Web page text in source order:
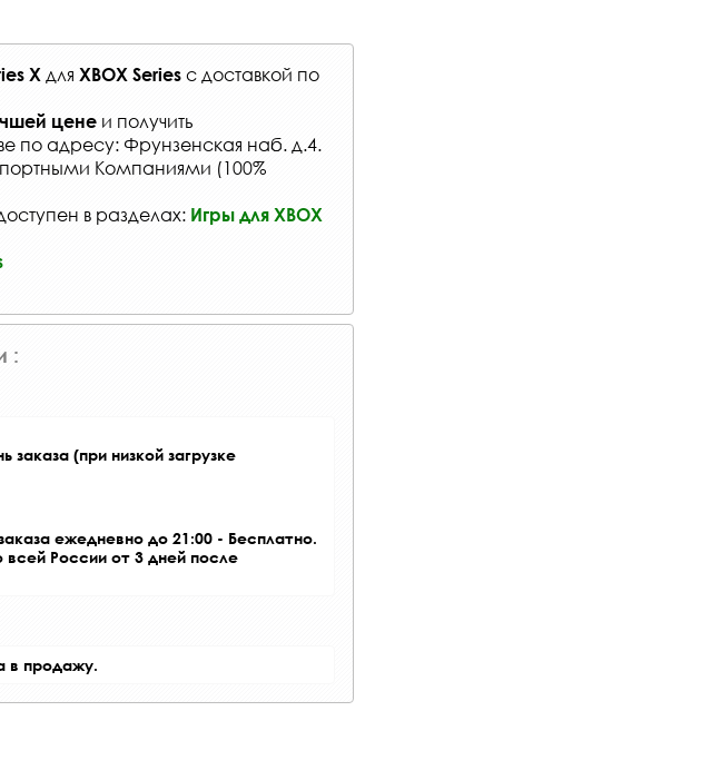
X для XBOX Series с доставкой по
цене и получить
по адресу: Фрунзенская наб. д.4.
Компаниями (100%
в разделах: Игры для XBOX
:
(при низкой загрузке
ежедневно до 21:00 - Бесплатно.
России от 3 дней после
в продажу.